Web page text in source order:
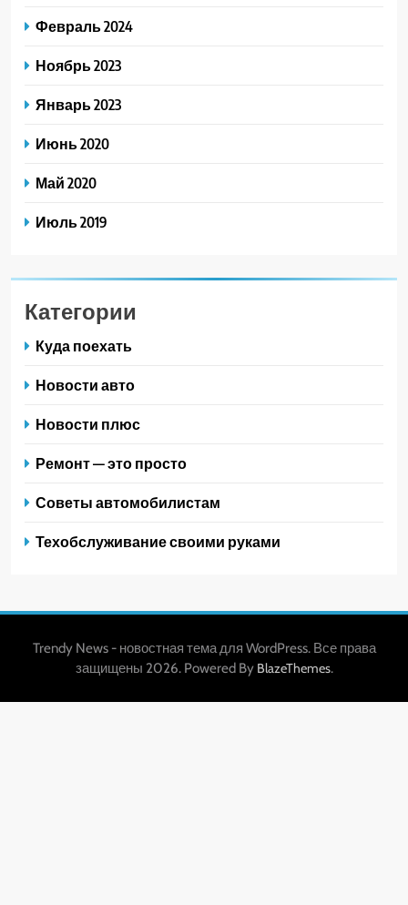
Февраль 2024
Ноябрь 2023
Январь 2023
Июнь 2020
Май 2020
Июль 2019
Категории
Куда поехать
Новости авто
Новости плюс
Ремонт — это просто
Советы автомобилистам
Техобслуживание своими руками
Trendy News - новостная тема для WordPress. Все права
защищены 2026. Powered By BlazeThemes.